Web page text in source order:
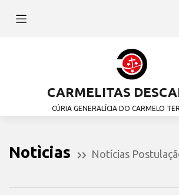
CARMELITAS
CÚRIA GENERALÍCIA DO CARMELO
Notìcias Notícias